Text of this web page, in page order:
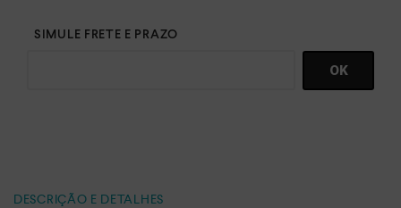
DESCRIÇÃO E DETALHES